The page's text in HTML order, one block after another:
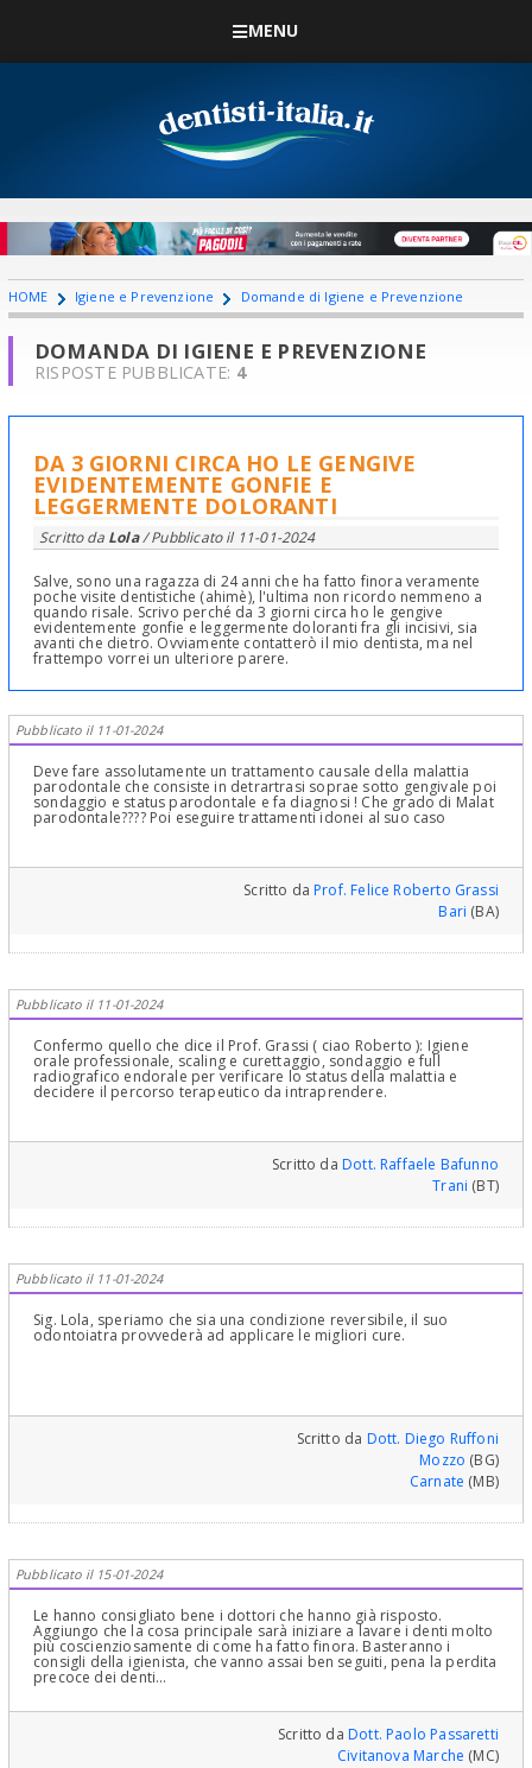
MENU
HOME Igiene e Prevenzione Domande di Igiene e Prevenzione
DOMANDA DI IGIENE E PREVENZIONE
RISPOSTE PUBBLICATE: 4
DA 3 GIORNI CIRCA HO LE GENGIVE
EVIDENTEMENTE GONFIE E
LEGGERMENTE DOLORANTI
Scritto da Lola/ Pubblicato il 11-01-2024
Salve, sono una ragazza di 24 anni che ha fatto finora veramente
poche visite dentistiche (ahimè), l'ultima non ricordo nemmeno a
quando risale. Scrivo perché da 3 giorni circa ho le gengive
evidentemente gonfie e leggermente doloranti fra gli incisivi, sia
avanti che dietro. Ovviamente contatterò il mio dentista, ma nel
frattempo vorrei un ulteriore parere.
Pubblicato il 11-01-2024
Deve fare assolutamente un trattamento causale della malattia
parodontale che consiste in detrartrasi soprae sotto gengivale poi
sondaggio e status parodontale e fa diagnosi ! Che grado di Malat
parodontale???? Poi eseguire trattamenti idonei al suo caso
Scritto daProf. Felice Roberto Grassi
Bari (BA)
Pubblicato il 11-01-2024
Confermo quello che dice il Prof. Grassi ( ciao Roberto ): Igiene
orale professionale, scaling e curettaggio, sondaggio e full
radiografico endorale per verificare lo status della malattia e
decidere il percorso terapeutico da intraprendere.
Scritto daDott. Raffaele Bafunno
Trani (BT)
Pubblicato il 11-01-2024
Sig. Lola, speriamo che sia una condizione reversibile, il suo
odontoiatra provvederà ad applicare le migliori cure.
Scritto da Dott. Diego Ruffoni
Mozzo (BG)
Carnate (MB)
Pubblicato il 15-01-2024
Le hanno consigliato bene i dottori che hanno già risposto.
Aggiungo che la cosa principale sarà iniziare a lavare i denti molto
più coscienziosamente di come ha fatto finora. Basteranno i
consigli della igienista, che vanno assai ben seguiti, pena la perdita
precoce dei denti...
Scritto daDott. Paolo Passaretti
Civitanova Marche (MC)